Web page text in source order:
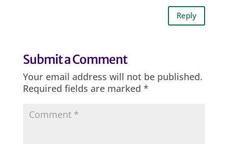
Reply
Submit a Comment
Your email address will not be published.
Required fields are marked *